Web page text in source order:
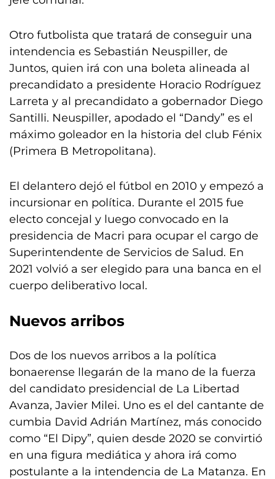
Otro futbolista que tratará de conseguir una
intendencia es Sebastián Neuspiller, de
Juntos, quien irá con una boleta alineada al
precandidato a presidente Horacio Rodríguez
Larreta y al precandidato a gobernador Diego
Santilli. Neuspiller, apodado el “Dandy” es el
máximo goleador en la historia del club Fénix
(Primera B Metropolitana).
El delantero dejó el fútbol en 2010 y empezó a
incursionar en política. Durante el 2015 fue
electo concejal y luego convocado en la
presidencia de Macri para ocupar el cargo de
Superintendente de Servicios de Salud. En
2021 volvió a ser elegido para una banca en el
cuerpo deliberativo local.
Nuevos arribos
Dos de los nuevos arribos a la política
bonaerense llegarán de la mano de la fuerza
del candidato presidencial de La Libertad
Avanza, Javier Milei. Uno es el del cantante de
cumbia David Adrián Martínez, más conocido
como “El Dipy”, quien desde 2020 se convirtió
en una figura mediática y ahora irá como
postulante a la intendencia de La Matanza. En